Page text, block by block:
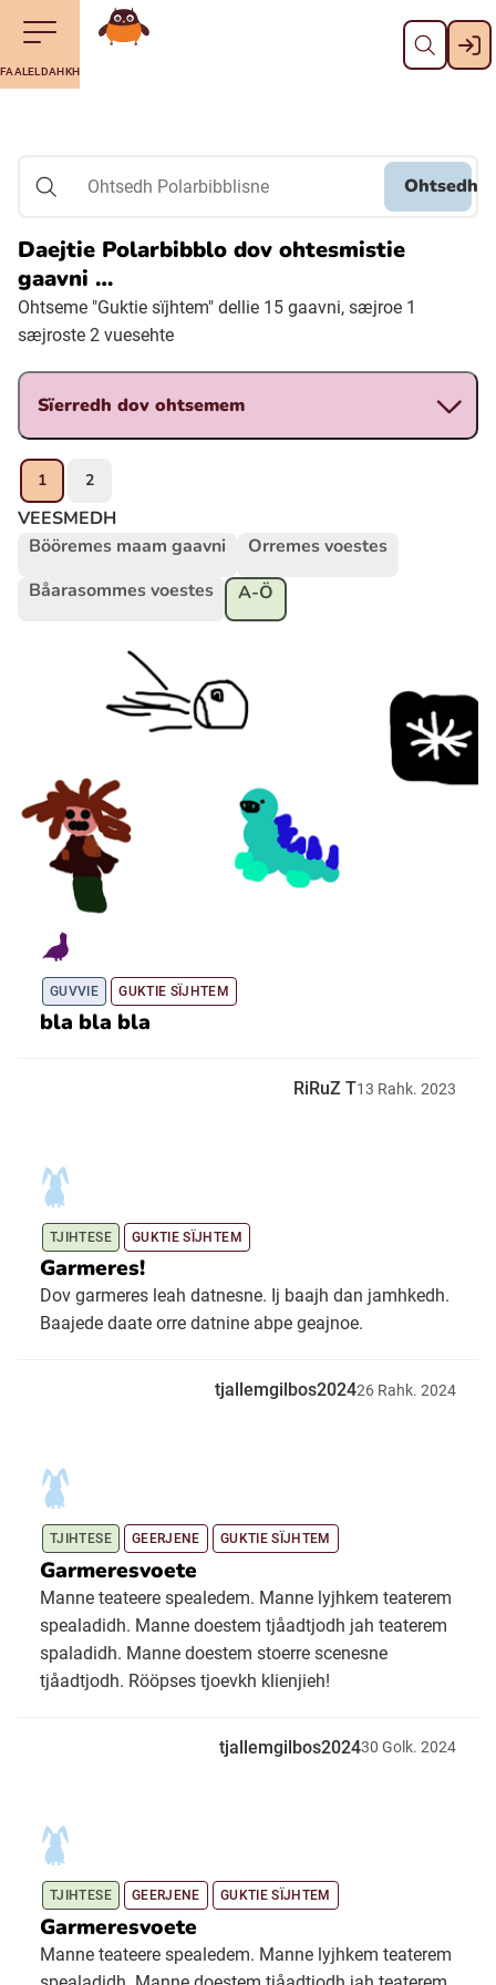
Till navigering av sidans innehåll
Till övergripande innehåll för webbplatsen Dahph
Svenska
Julevsámegiella (Lulesamiska)
Davvisámegiella (Nordsamiska)
Bidumsámegiella (Pitesamiska)
Ubmejesámiengiälla (Umesamiska)
Arli (Romska)
Kelderash (Romska)
Lovari (Romska)
FAALELDAHKH
Aalkoebealan
Ohtsedh Polarbibblisne
Ohtsedh
Daejtie Polarbibblo dov ohtesmistie
gaavni …
Ohtseme "Guktie sïjhtem" dellie 15 gaavni, sæjroe 1
sæjroste 2 vuesehte
Sïerredh dov ohtsemem
1 2
VEESMEDH
Bööremes maam gaavni
Orremes voestes
Båarasommes voestes
A-Ö
GUVVIE GUKTIE SÏJHTEM
bla bla bla
RiRuZ T13 Rahk. 2023
TJIHTESE GUKTIE SÏJHTEM
Garmeres!
Dov garmeres leah datnesne. Ij baajh dan jamhkedh.
Baajede daate orre datnine abpe geajnoe.
tjallemgilbos202426 Rahk. 2024
TJIHTESE GEERJENE GUKTIE SÏJHTEM
Garmeresvoete
Manne teateere spealedem. Manne lyjhkem teaterem
spealadidh. Manne doestem tjåadtjodh jah teaterem
spaladidh. Manne doestem stoerre scenesne
tjåadtjodh. Rööpses tjoevkh klienjieh!
tjallemgilbos202430 Golk. 2024
TJIHTESE GEERJENE GUKTIE SÏJHTEM
Garmeresvoete
Manne teateere spealedem. Manne lyjhkem teaterem